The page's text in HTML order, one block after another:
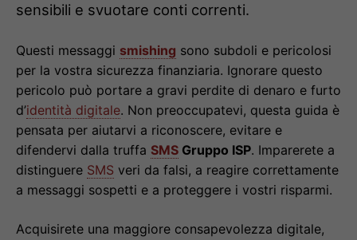
sensibili e svuotare conti correnti.
Questi messaggi smishing sono subdoli e pericolosi
per la vostra sicurezza finanziaria. Ignorare questo
pericolo può portare a gravi perdite di denaro e furto
d’identità digitale. Non preoccupatevi, questa guida è
pensata per aiutarvi a riconoscere, evitare e
difendervi dalla truffa SMS Gruppo ISP. Imparerete a
distinguere SMS veri da falsi, a reagire correttamente
a messaggi sospetti e a proteggere i vostri risparmi.
Acquisirete una maggiore consapevolezza digitale,